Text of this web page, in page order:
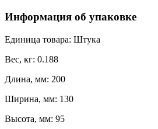
Информация об упаковке
Единица товара: Штука
Вес, кг: 0.188
Длина, мм: 200
Ширина, мм: 130
Высота, мм: 95